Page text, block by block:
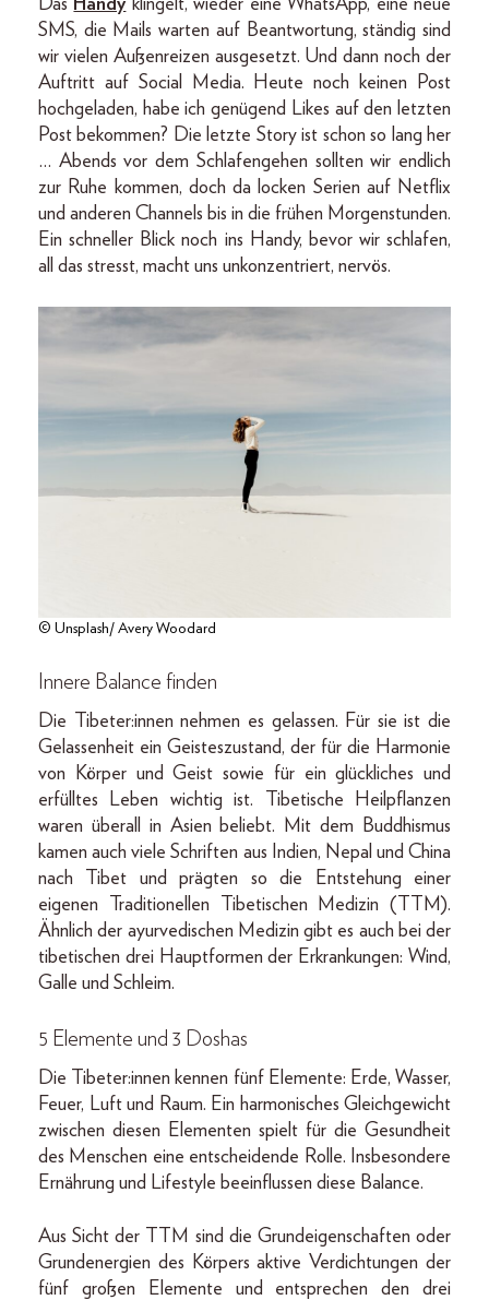
Das Handyklingelt, wieder eine WhatsApp, eine neue
SMS, die Mails warten auf Beantwortung, ständig sind
wir vielen Außenreizen ausgesetzt. Und dann noch der
Auftritt auf Social Media. Heute noch keinen Post
hochgeladen, habe ich genügend Likes auf den letzten
Post bekommen? Die letzte Story ist schon so lang her
… Abends vor dem Schlafengehen sollten wir endlich
zur Ruhe kommen, doch da locken Serien auf Netflix
und anderen Channels bis in die frühen Morgenstunden.
Ein schneller Blick noch ins Handy, bevor wir schlafen,
all das stresst, macht uns unkonzentriert, nervös.
© Unsplash/ Avery Woodard
Innere Balance finden
Die Tibeter:innen nehmen es gelassen. Für sie ist die
Gelassenheit ein Geisteszustand, der für die Harmonie
von Körper und Geist sowie für ein glückliches und
erfülltes Leben wichtig ist. Tibetische Heilpflanzen
waren überall in Asien beliebt. Mit dem Buddhismus
kamen auch viele Schriften aus Indien, Nepal und China
nach Tibet und prägten so die Entstehung einer
eigenen Traditionellen Tibetischen Medizin (TTM).
Ähnlich der ayurvedischen Medizin gibt es auch bei der
tibetischen drei Hauptformen der Erkrankungen: Wind,
Galle und Schleim.
5 Elemente und 3 Doshas
Die Tibeter:innen kennen fünf Elemente: Erde, Wasser,
Feuer, Luft und Raum. Ein harmonisches Gleichgewicht
zwischen diesen Elementen spielt für die Gesundheit
des Menschen eine entscheidende Rolle. Insbesondere
Ernährung und Lifestyle beeinflussen diese Balance.
Aus Sicht der TTM sind die Grundeigenschaften oder
Grundenergien des Körpers aktive Verdichtungen der
fünf großen Elemente und entsprechen den drei